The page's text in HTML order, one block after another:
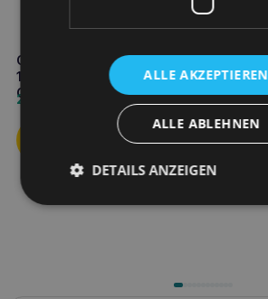
GIMCAT Nutri Pockets Sea mix
150g drei
Geschmacksrichtungen
2,40
ALLE AKZEPTIEREN
ALLE ABLEHNEN
DETAILS ANZEIGEN